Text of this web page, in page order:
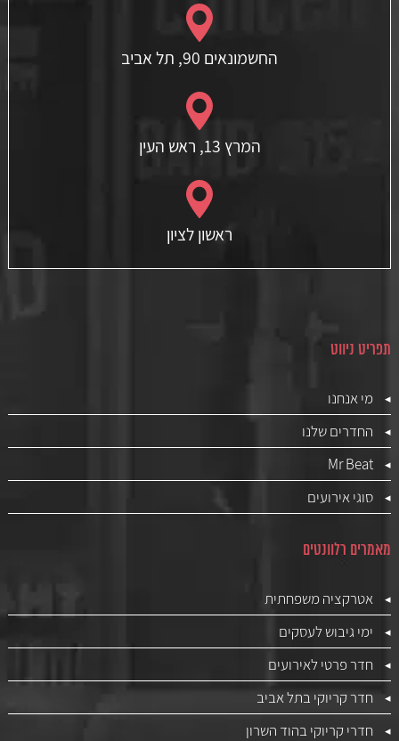
החשמונאים 90, תל אביב
המרץ 13, ראש העין
ראשון לציון
תפריט ניווט
מי אנחנו
החדרים שלנו
Mr Beat
סוגי אירועים
מאמרים רלוונטים
אטרקציה משפחתית
ימי גיבוש לעסקים
חדר פרטי לאירועים
חדר קריוקי בתל אביב
חדרי קריוקי בהוד השרון